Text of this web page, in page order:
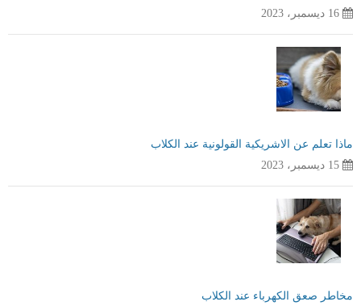
16 ديسمبر، 2023
ماذا تعلم عن الاشريكية القولونية عند الكلاب
15 ديسمبر، 2023
مخاطر صعق الكهرباء عند الكلاب